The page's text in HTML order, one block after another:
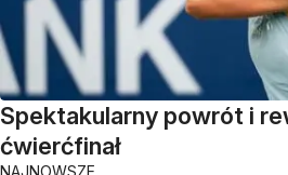
Spektakularny powrót i
ćwierćfinał
NAJNOWSZE